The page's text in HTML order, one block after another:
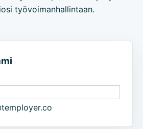
työvoimanhallintaan.